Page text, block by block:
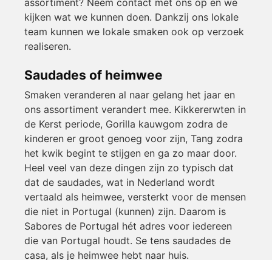
kijken wat we kunnen doen. Dankzij ons lokale
team kunnen we lokale smaken ook op verzoek
realiseren.
Saudades of heimwee
Smaken veranderen al naar gelang het jaar en
ons assortiment verandert mee. Kikkererwten in
de Kerst periode, Gorilla kauwgom zodra de
kinderen er groot genoeg voor zijn, Tang zodra
het kwik begint te stijgen en ga zo maar door.
Heel veel van deze dingen zijn zo typisch dat
dat de saudades, wat in Nederland wordt
vertaald als heimwee, versterkt voor de mensen
die niet in Portugal (kunnen) zijn. Daarom is
Sabores de Portugal hét adres voor iedereen
die van Portugal houdt. Se tens saudades de
casa, als je heimwee hebt naar huis.